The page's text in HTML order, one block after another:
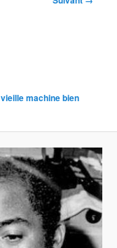
machine bien